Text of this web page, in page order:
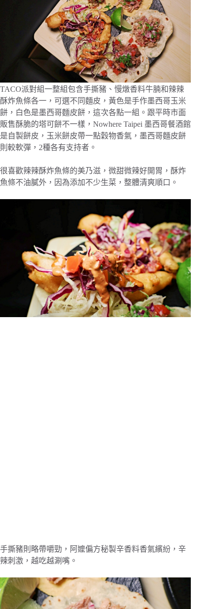
TACO派對組一整組包含手撕豬、慢燉香料牛腩和辣辣
酥炸魚條各一，可選不同麵皮，黃色是手作墨西哥玉米
餅，白色是墨西哥麵皮餅，這次各點一組。跟平時市面
販售酥脆的塔可餅不一樣，Nowhere Taipei 墨西哥餐酒館
是自製餅皮，玉米餅皮帶一點穀物香氣，墨西哥麵皮餅
則較軟彈，2種各有支持者。
很喜歡辣辣酥炸魚條的美乃滋，微甜微辣好開胃，酥炸
魚條不油膩外，因為添加不少生菜，整體清爽順口。
手撕豬則略帶嚼勁，阿嬤偏方秘製辛香料香氣繽紛，辛
辣刺激，越吃越涮嘴。